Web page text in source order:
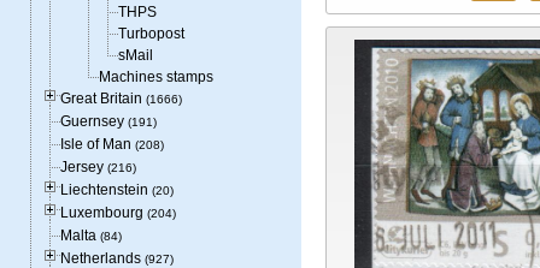
THPS
Turbopost
sMail
Machines stamps
Great Britain (1666)
Guernsey (191)
Isle of Man (208)
Jersey (216)
Liechtenstein (20)
Luxembourg (204)
Malta (84)
Netherlands (927)